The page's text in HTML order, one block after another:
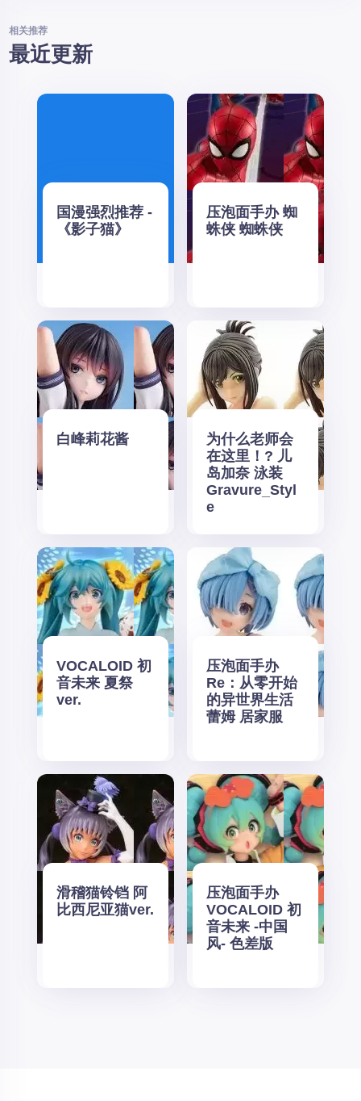
相关推荐
最近更新
国漫强烈推荐 -
《影子猫》
压泡面手办 蜘
蛛侠 蜘蛛侠
白峰莉花酱
为什么老师会
在这里！? 儿
岛加奈 泳装
Gravure_Styl
e
VOCALOID 初
音未来 夏祭
ver.
压泡面手办
Re：从零开始
的异世界生活
蕾姆 居家服
滑稽猫铃铛 阿
比西尼亚猫ver.
压泡面手办
VOCALOID 初
音未来 -中国
风- 色差版